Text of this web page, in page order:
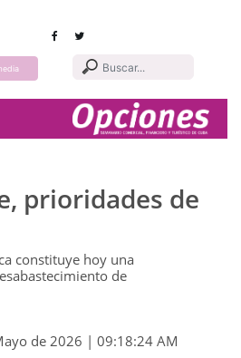
Toggle navigation
prioridades de
constituye hoy una
de
de 2026 | 09:18:24 AM